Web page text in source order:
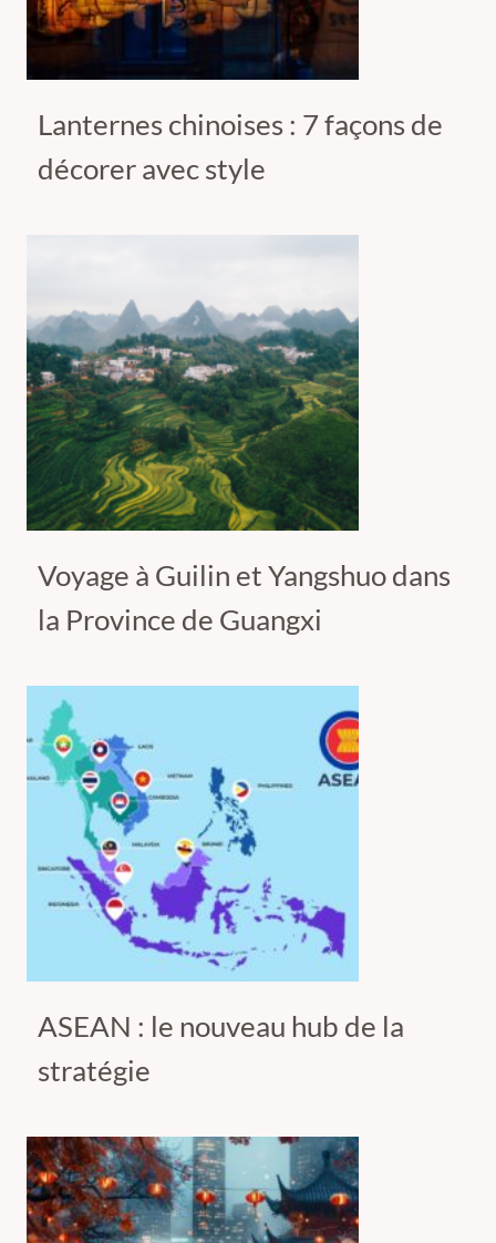
Lanternes chinoises : 7 façons de
décorer avec style
Voyage à Guilin et Yangshuo dans
la Province de Guangxi
ASEAN : le nouveau hub de la
stratégie